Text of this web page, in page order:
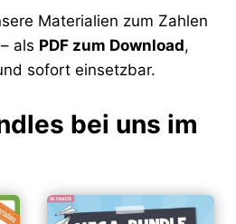
Materialien zum Zahlen
als PDF zum Download,
sofort einsetzbar.
bei uns im